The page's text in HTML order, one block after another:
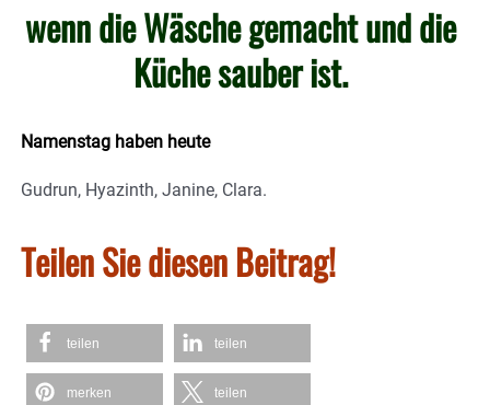
wenn die Wäsche gemacht und die
Küche sauber ist.
Namenstag haben heute
Gudrun, Hyazinth, Janine, Clara.
Teilen Sie diesen Beitrag!
teilen teilen
merken teilen